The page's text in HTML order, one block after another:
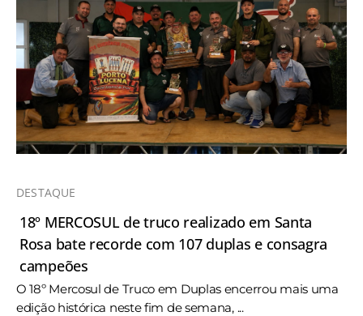
DESTAQUE
18º MERCOSUL de truco realizado em Santa
Rosa bate recorde com 107 duplas e consagra
campeões
O 18º Mercosul de Truco em Duplas encerrou mais uma
edição histórica neste fim de semana, ...